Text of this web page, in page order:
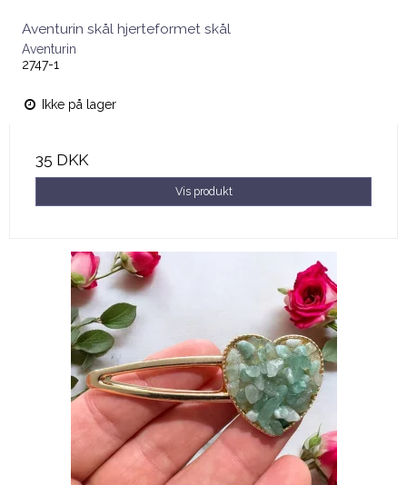
Aventurin skål hjerteformet skål
Aventurin
2747-1
Ikke på lager
35 DKK
Vis produkt